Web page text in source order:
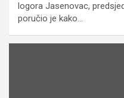
logora Jasenovac,
poručio je kako…